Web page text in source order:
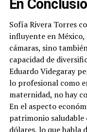
En
Sofía Rivera Torres
influyente en
cámaras, sino
capacidad de
Eduardo Videgaray
lo profesional como
maternidad, no hay
En el aspecto
patrimonio saludable
dólares, lo que habla